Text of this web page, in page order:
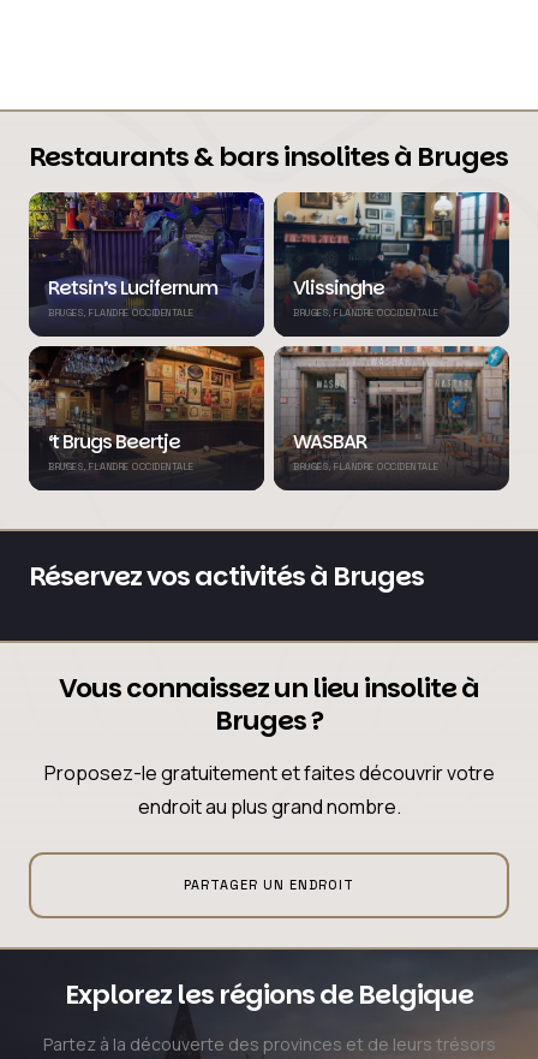
Restaurants & bars insolites à Bruges
Retsin’s Lucifernum
BRUGES, FLANDRE OCCIDENTALE
Vlissinghe
BRUGES, FLANDRE OCCIDENTALE
‘t Brugs Beertje
BRUGES, FLANDRE OCCIDENTALE
WASBAR
BRUGES, FLANDRE OCCIDENTALE
Réservez vos activités à Bruges
Vous connaissez un lieu insolite à
Bruges ?
Proposez-le gratuitement et faites découvrir votre
endroit au plus grand nombre.
PARTAGER UN ENDROIT
Explorez les régions de Belgique
Partez à la découverte des provinces et de leurs trésors